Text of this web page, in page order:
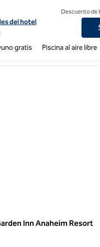
del hotel Homewood Suites
del hotel
Descuento de
gratis Piscina al aire libre
Inn Anaheim Resort